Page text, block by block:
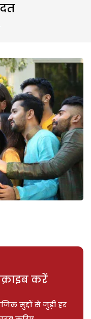
करें
मुद्दों से जुड़ी हर